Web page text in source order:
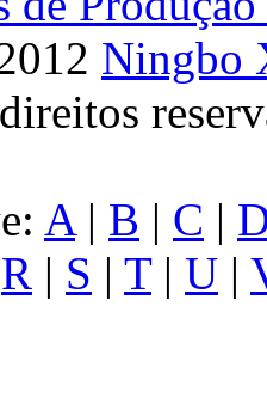
Ningbo
A| B | C |
R | S | T| U |